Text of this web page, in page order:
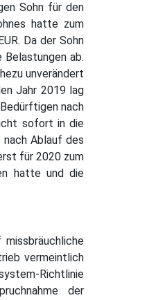
Sohn für den
hatte zum
Da der Sohn
Belastungen ab.
unverändert
Jahr 2019 lag
nach
sofort in die
Ablauf des
für 2020 zum
hatte und die
vermeintlich
Richtlinie
der